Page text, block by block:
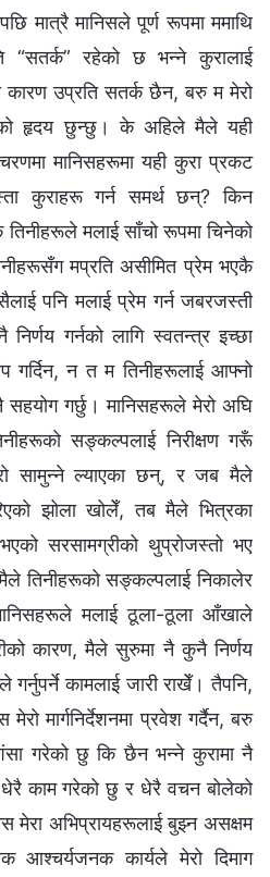
मात्रै मानिसले पूर्ण रूपमा ममाथि
रहेको छ भन्‍ने कुरालाई
उप्रति सतर्क छैन, बरु म मेरो
हृदय छुन्छु। के अहिले मैले यही
मानिसहरूमा यही कुरा प्रकट
कुराहरू गर्न समर्थ छन्? किन
तिनीहरूले मलाई साँचो रूपमा चिनेको
मप्रति असीमित प्रेम भएकै
पनि मलाई प्रेम गर्न जबरजस्ती
गर्नको लागि स्वतन्त्र इच्‍छा
गर्दिन, न त म तिनीहरूलाई आफ्नो
नै सहयोग गर्छु। मानिसहरूले मेरो अघि
सङ्कल्पलाई निरीक्षण गरूँ
सामुन्ने ल्याएका छन्, र जब मैले
झोला खोलेँ, तब मैले भित्रका
सरसामग्रीको थुप्रोजस्तो भए
तिनीहरूको सङ्कल्पलाई निकालेर
मलाई ठूला-ठूला आँखाले
कारण, मैले सुरुमा नै कुनै निर्णय
कामलाई जारी राखेँ। तैपनि,
मार्गनिर्देशनमा प्रवेश गर्दैन, बरु
गरेको छु कि छैन भन्‍ने कुरामा नै
काम गरेको छु र धेरै वचन बोलेको
मेरा अभिप्रायहरूलाई बुझ्‍न असक्षम
कार्यले मेरो दिमाग